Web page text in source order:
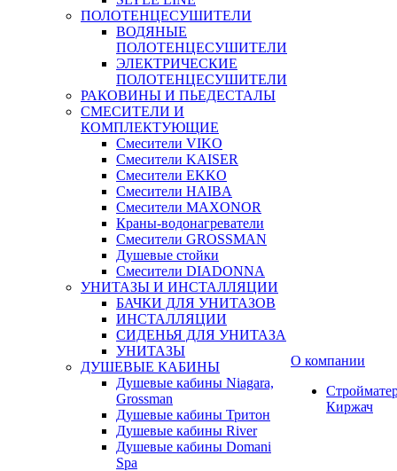
ПОЛОТЕНЦЕСУШИТЕЛИ
ВОДЯНЫЕ
ПОЛОТЕНЦЕСУШИТЕЛИ
ЭЛЕКТРИЧЕСКИЕ
ПОЛОТЕНЦЕСУШИТЕЛИ
РАКОВИНЫ И ПЬЕДЕСТАЛЫ
СМЕСИТЕЛИ И
КОМПЛЕКТУЮЩИЕ
Смесители VIKO
Смесители KAISER
Смесители EKKO
Смесители HAIBA
Смесители MAXONOR
Краны-водонагреватели
Смесители GROSSMAN
Душевые стойки
Смесители DIADONNA
УНИТАЗЫ И ИНСТАЛЛЯЦИИ
БАЧКИ ДЛЯ УНИТАЗОВ
ИНСТАЛЛЯЦИИ
СИДЕНЬЯ ДЛЯ УНИТАЗА
УНИТАЗЫ
ДУШЕВЫЕ КАБИНЫ
Душевые кабины Niagara,
Grossman
Душевые кабины Тритон
Душевые кабины River
Душевые кабины Domani
Spa
О компании
Киржач